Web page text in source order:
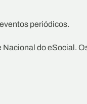
periódicos.
do eSocial.